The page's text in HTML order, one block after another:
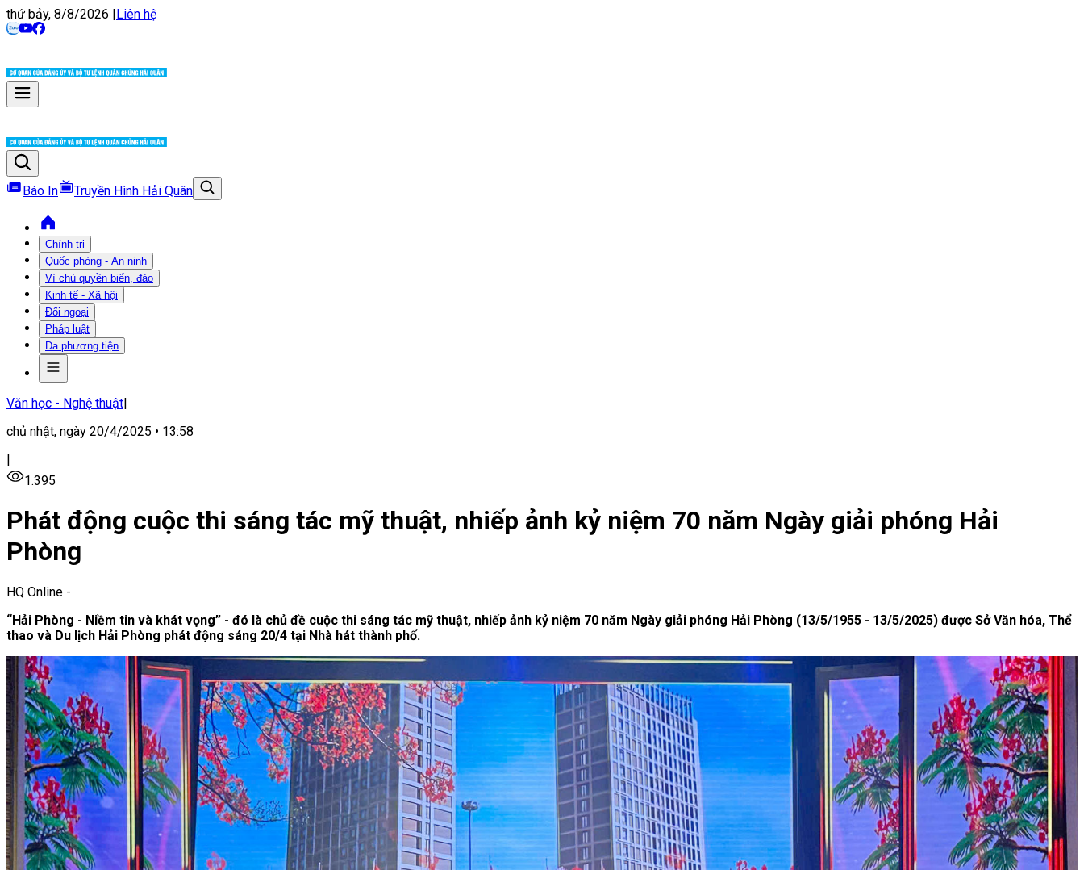
thứ bảy, 8/8/2026 |Liên hệ
Báo In Truyền Hình Hải Quân
Chính trị
Quốc phòng - An ninh
Vì chủ quyền biển, đảo
Kinh tế - Xã hội
Đối ngoại
Pháp luật
Đa phương tiện
Văn học - Nghệ thuật|
chủ nhật, ngày 20/4/2025 • 13:58
|
1.395
Phát động cuộc thi sáng tác mỹ thuật, nhiếp ảnh kỷ niệm 70 năm Ngày giải phóng Hải
Phòng
HQ Online -
“Hải Phòng - Niềm tin và khát vọng” - đó là chủ đề cuộc thi sáng tác mỹ thuật, nhiếp ảnh kỷ niệm 70 năm Ngày giải phóng Hải Phòng (13/5/1955 - 13/5/2025) được Sở Văn hóa, Thể
thao và Du lịch Hải Phòng phát động sáng 20/4 tại Nhà hát thành phố.